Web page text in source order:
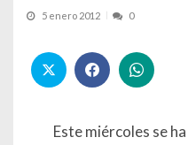
5 enero 2012 0
Este miércoles se